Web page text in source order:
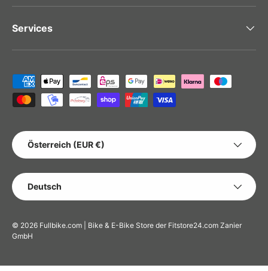
Services
Zahlungsmethoden
LAND/REGION
Österreich (EUR €)
SPRACHE
Deutsch
© 2026 Fullbike.com | Bike & E-Bike Store der Fitstore24.com Zanier
GmbH